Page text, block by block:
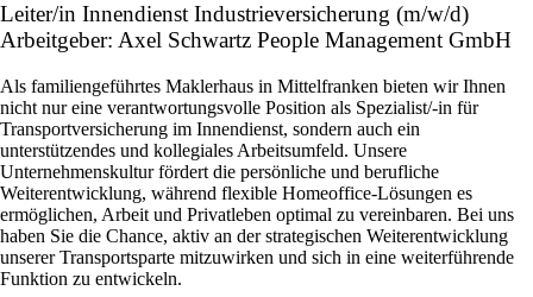
Leiter/in Innendienst Industrieversicherung (m/w/d)
Arbeitgeber: Axel Schwartz People Management GmbH
Als familiengeführtes Maklerhaus in Mittelfranken bieten wir Ihnen
nicht nur eine verantwortungsvolle Position als Spezialist/-in für
Transportversicherung im Innendienst, sondern auch ein
unterstützendes und kollegiales Arbeitsumfeld. Unsere
Unternehmenskultur fördert die persönliche und berufliche
Weiterentwicklung, während flexible Homeoffice-Lösungen es
ermöglichen, Arbeit und Privatleben optimal zu vereinbaren. Bei uns
haben Sie die Chance, aktiv an der strategischen Weiterentwicklung
unserer Transportsparte mitzuwirken und sich in eine weiterführende
Funktion zu entwickeln.